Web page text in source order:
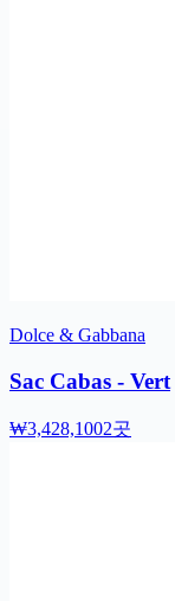
Dolce & Gabbana
Sac Cabas - Vert
₩3,428,1002곳